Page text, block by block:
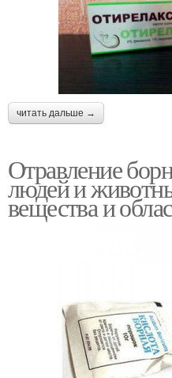
читать дальше →
Отравление
людей и
вещества и